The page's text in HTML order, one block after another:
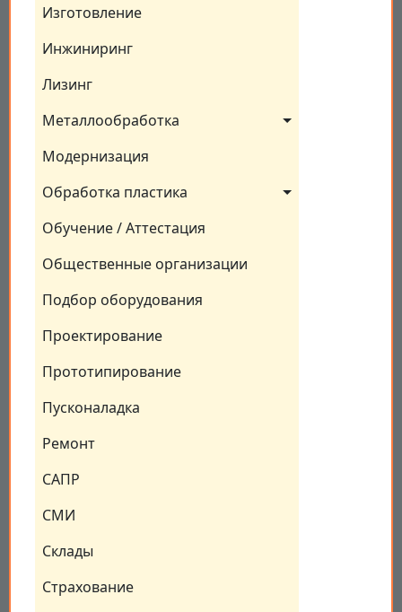
Изготовление
Инжиниринг
Лизинг
Металлообработка
Модернизация
Обработка пластика
Обучение / Аттестация
Общественные организации
Подбор оборудования
Проектирование
Прототипирование
Пусконаладка
Ремонт
САПР
СМИ
Склады
Страхование